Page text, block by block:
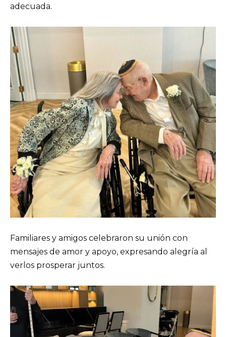
adecuada.
Familiares y amigos celebraron su unión con
mensajes de amor y apoyo, expresando alegría al
verlos prosperar juntos.